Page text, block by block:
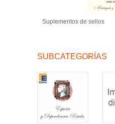
Suplementos de sellos
SUBCATEGORÍAS